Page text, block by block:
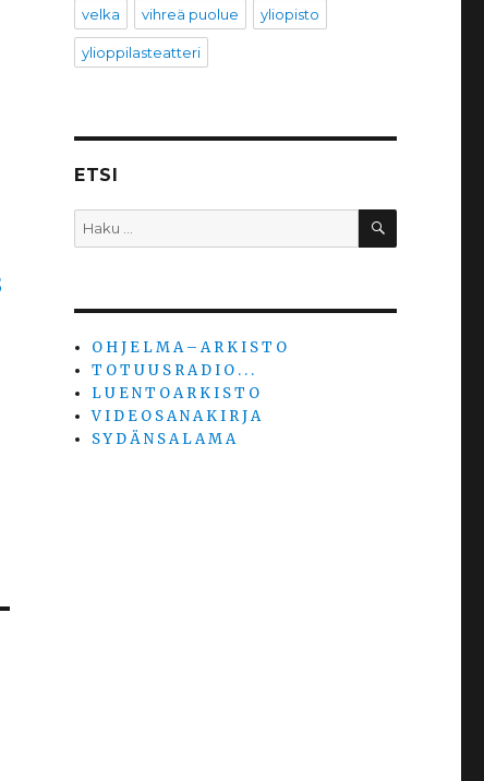
velka vihreä puolue yliopisto
ylioppilasteatteri
ETSI
Etsi: HAKU
O H J E L M A – A R K I S T O
T O T U U S R A D I O . . .
L U E N T O A R K I S T O
V I D E O S A N A K I R J A
S Y D Ä N S A L A M A